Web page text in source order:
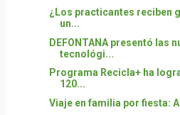
¿Los practicantes reciben
un...
DEFONTANA presentó las
tecnológi...
Programa Recicla+ ha
120...
Viaje en familia por fiesta: